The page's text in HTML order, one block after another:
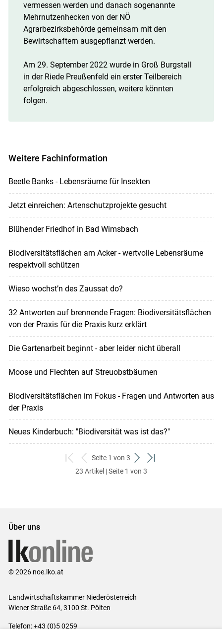
vermessen werden und danach sogenannte
Mehrnutzenhecken von der NÖ
Agrarbezirksbehörde gemeinsam mit den
Bewirtschaftern ausgepflanzt werden.
Am 29. September 2022 wurde in Groß Burgstall
in der Riede Preußenfeld ein erster Teilbereich
erfolgreich abgeschlossen, weitere könnten
folgen.
Weitere Fachinformation
Beetle Banks - Lebensräume für Insekten
Jetzt einreichen: Artenschutzprojekte gesucht
Blühender Friedhof in Bad Wimsbach
Biodiversitätsflächen am Acker - wertvolle Lebensräume
respektvoll schützen
Wieso wochst’n des Zaussat do?
32 Antworten auf brennende Fragen: Biodiversitätsflächen
von der Praxis für die Praxis kurz erklärt
Die Gartenarbeit beginnt - aber leider nicht überall
Moose und Flechten auf Streuobstbäumen
Biodiversitätsflächen im Fokus - Fragen und Antworten aus
der Praxis
Neues Kinderbuch: "Biodiversität was ist das?"
zum
ersten
zurück
zum
Seite 1 von 3
weiter
zum
zum
23 Artikel | Seite 1 von 3
Über uns
© 2026 noe.lko.at
Landwirtschaftskammer Niederösterreich
Wiener Straße 64, 3100 St. Pölten
Telefon: +43 (0)5 0259